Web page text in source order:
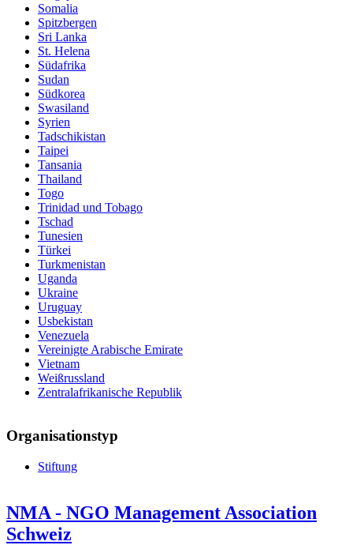
Somalia
Spitzbergen
Sri Lanka
St. Helena
Südafrika
Sudan
Südkorea
Swasiland
Syrien
Tadschikistan
Taipei
Tansania
Thailand
Togo
Trinidad und Tobago
Tschad
Tunesien
Türkei
Turkmenistan
Uganda
Ukraine
Uruguay
Usbekistan
Venezuela
Vereinigte Arabische Emirate
Vietnam
Weißrussland
Zentralafrikanische Republik
Organisationstyp
Stiftung
NMA - NGO Management Association
Schweiz